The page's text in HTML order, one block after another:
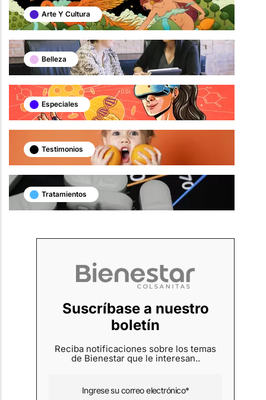
Arte Y Cultura
Belleza
Especiales
Testimonios
Tratamientos
Suscríbase a nuestro
boletín
Reciba notificaciones sobre los temas
de Bienestar que le interesan..